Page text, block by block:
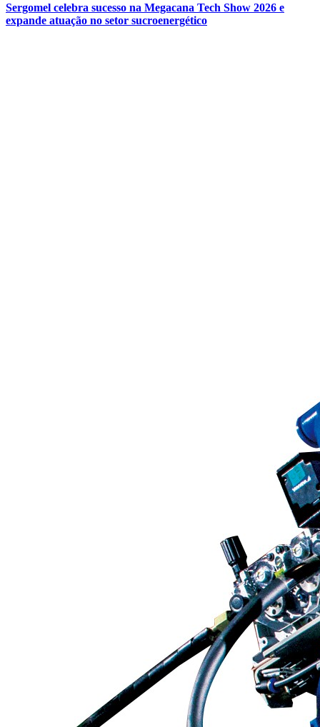
Sergomel celebra sucesso na Megacana Tech Show 2026 e
expande atuação no setor sucroenergético